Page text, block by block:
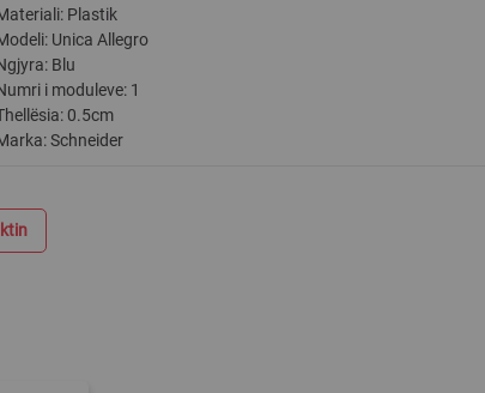
Plastik
Unica Allegro
Blu
i moduleve: 1
0.5cm
Schneider